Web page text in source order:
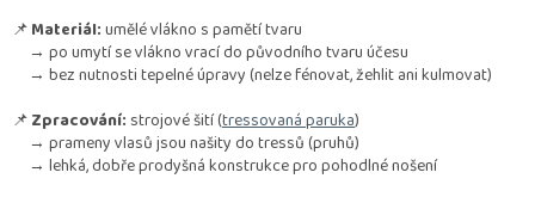
📌Materiál:umělé vlákno s pamětí tvaru
→ po umytí se vlákno vrací do původního tvaru účesu
→ bez nutnosti tepelné úpravy (nelze fénovat, žehlit ani kulmovat)
📌Zpracování: strojové šití (tressovaná paruka)
→ prameny vlasů jsou našity do tressů (pruhů)
→ lehká, dobře prodyšná konstrukce pro pohodlné nošení